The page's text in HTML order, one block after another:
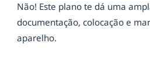
Não! Este plano te dá uma
documentação, colocação e
aparelho.